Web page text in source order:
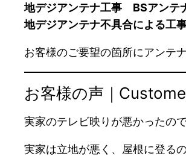
地デジアンテナ工事 BSアンテ
地デジアンテナ不具合による工
お客様のご要望の箇所にアンテ
お客様の声｜
実家のテレビ映りが悪かったの
実家は立地が悪く、屋根に登る